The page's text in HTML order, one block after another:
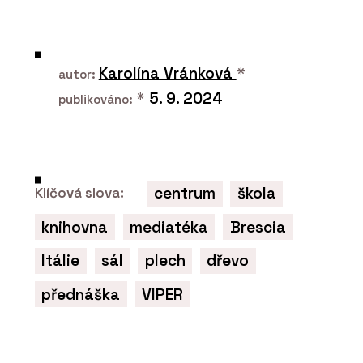
ČLÁNKY
Vědomice mají trochu jinou mateřskou
autor: Karolína Vránková *
publikováno: * 5. 9. 2024
Klíčová slova: centrum
škola
knihovna
mediatéka
Brescia
Itálie
sál plech
dřevo
přednáška
VIPER